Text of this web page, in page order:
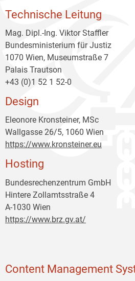
Technische Leitung
Mag. Dipl.-Ing. Viktor Staffler
Bundesministerium für Justiz
1070 Wien, Museumstraße 7
Palais Trautson
+43 (0)1 52 1 52-0
Design
Eleonore Kronsteiner, MSc
Wallgasse 26/5, 1060 Wien
https://www.kronsteiner.eu
Hosting
Bundesrechenzentrum GmbH
Hintere Zollamtsstraße 4
A-1030 Wien
https://www.brz.gv.at/
Content Management